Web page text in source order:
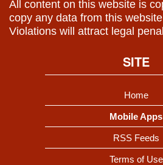
All content on this website is
copy any data from this
Violations will attract legal
SITE
Home
Mobile Apps
RSS Feeds
Terms of Use